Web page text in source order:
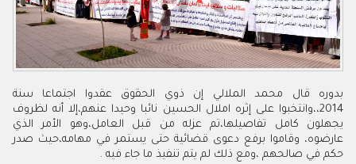
بدوره قال محمد الملالي إن ذوي الحقوق عقدوا اجتماعا سنة
2014،،وانتخبوا على إثره املال الحسين نائبا وحيدا عنهم،إلا أنه لظروف
يجهلون كامل تفاصيلها،تم عزله من قبل العامل،وهو الأمر الذي
عارضوه، وقاموا برفع دعوى قضائية حتى يستمر في مهامه،حيث صدر
حكم في صالحهم ،ومع ذلك لم يتم تنفيذ ما جاء فيه .